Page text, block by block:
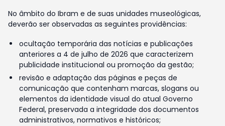
No âmbito do Ibram e de suas unidades museológicas,
deverão ser observadas as seguintes providências:
ocultação temporária das notícias e publicações
anteriores a 4 de julho de 2026 que caracterizem
publicidade institucional ou promoção da gestão;
revisão e adaptação das páginas e peças de
comunicação que contenham marcas, slogans ou
elementos da identidade visual do atual Governo
Federal, preservada a integridade dos documentos
administrativos, normativos e históricos;